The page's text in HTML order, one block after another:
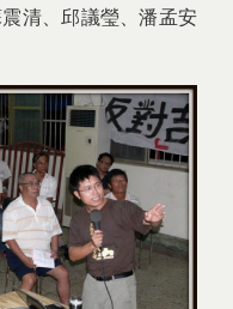
清、邱議瑩、潘孟安